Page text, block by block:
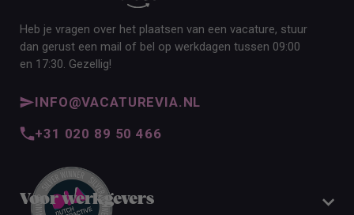
Heb je vragen over het plaatsen van een vacature, stuur
dan gerust een mail of bel op werkdagen tussen 09:00
en 17:30. Gezellig!
INFO@VACATUREVIA.NL
+31 020 89 50 466
Voor werkgevers